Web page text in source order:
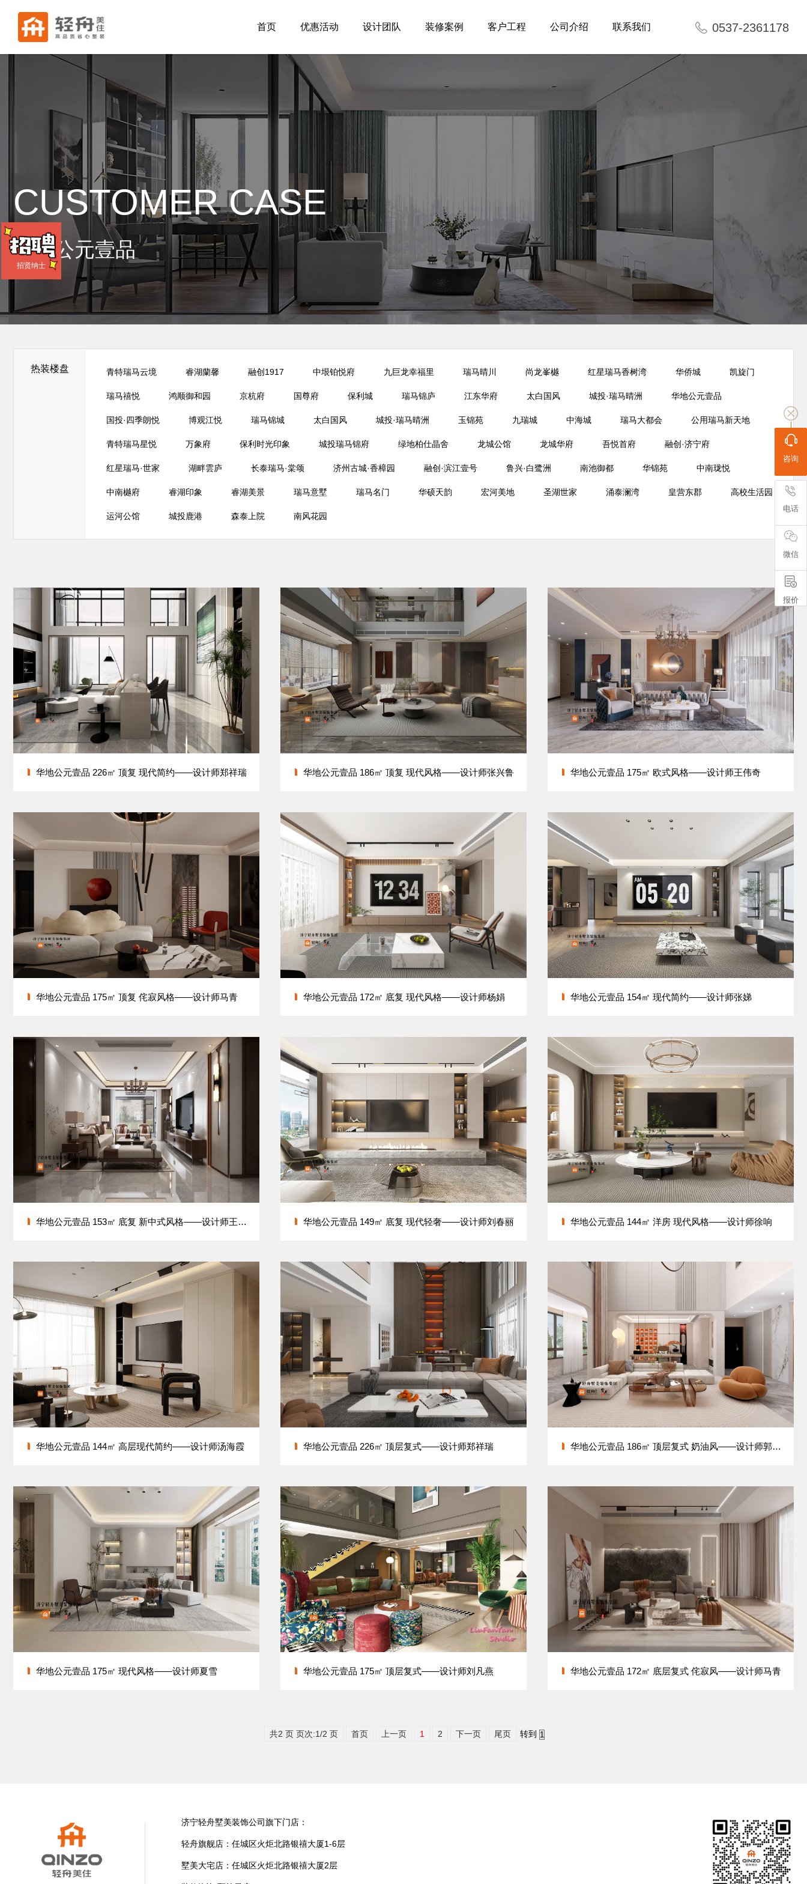
0537-2361178
首页 优惠活动 设计团队 装修案例 客户工程 公司介绍 联系我们
CUSTOMER CASE
华地公元壹品
热装楼盘 青特瑞马云境 睿湖蘭馨 融创1917 中垠铂悦府 九巨龙幸福里 瑞马晴川 尚龙峯樾 红星瑞马香树湾 华侨城 凯旋门
瑞马禧悦 鸿顺御和园 京杭府 国尊府 保利城 瑞马锦庐 江东华府 太白国风 城投·瑞马晴洲 华地公元壹品
国投·四季朗悦 博观江悦 瑞马锦城 太白国风 城投·瑞马晴洲 玉锦苑 九瑞城 中海城 瑞马大都会 公用瑞马新天地
青特瑞马星悦 万象府 保利时光印象 城投瑞马锦府 绿地柏仕晶舍 龙城公馆 龙城华府 吾悦首府 融创·济宁府
红星瑞马·世家 湖畔雲庐 长泰瑞马·棠颂 济州古城·香樟园 融创·滨江壹号 鲁兴·白鹭洲 南池御都 华锦苑 中南珑悦
中南樾府 睿湖印象 睿湖美景 瑞马意墅 瑞马名门 华硕天韵 宏河美地 圣湖世家 涌泰澜湾 皇营东郡 高校生活园
运河公馆 城投鹿港 森泰上院 南风花园
华地公元壹品 226㎡ 顶复 现代简约——设计师郑祥瑞 华地公元壹品 186㎡ 顶复 现代风格——设计师张兴鲁 华地公元壹品 175㎡ 欧式风格——设计师王伟奇
华地公元壹品 175㎡ 顶复 侘寂风格——设计师马青 华地公元壹品 172㎡ 底复 现代风格——设计师杨娟 华地公元壹品 154㎡ 现代简约——设计师张娣
华地公元壹品 153㎡ 底复 新中式风格——设计师王洪纲 华地公元壹品 149㎡ 底复 现代轻奢——设计师刘春丽 华地公元壹品 144㎡ 洋房 现代风格——设计师徐响
华地公元壹品 144㎡ 高层现代简约——设计师汤海霞 华地公元壹品 226㎡ 顶层复式——设计师郑祥瑞 华地公元壹品 186㎡ 顶层复式 奶油风——设计师郭鑫岩
华地公元壹品 175㎡ 现代风格——设计师夏雪 华地公元壹品 175㎡ 顶层复式——设计师刘凡燕 华地公元壹品 172㎡ 底层复式 侘寂风——设计师马青
共2 页 页次:1/2 页 首页 上一页 1 2 下一页 尾页 转到
济宁轻舟墅美装饰公司旗下门店：
轻舟旗舰店：任城区火炬北路银禧大厦1-6层
墅美大宅店：任城区火炬北路银禧大厦2层
招贤纳士
咨询
电话
微信
报价